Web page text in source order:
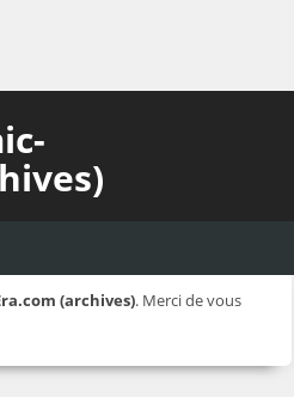
(archives). Merci de vous